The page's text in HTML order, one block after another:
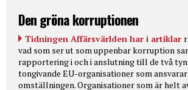
Den gröna korruptionen
Tidningen Affärsvärlden har i artiklar
vad som ser ut som uppenbar korruption
rapportering i och i anslutning till de två
tongivande EU-organisationer som
omställningen. Organisationer som är helt